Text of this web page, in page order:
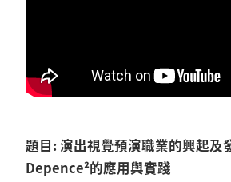
題目: 演出視覺預演職業的興起
Depence²的應用與實踐